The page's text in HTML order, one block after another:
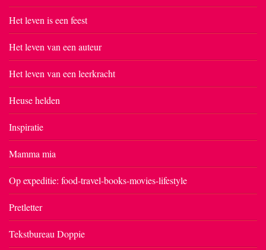
Het leven is een feest
Het leven van een auteur
Het leven van een leerkracht
Heuse helden
Inspiratie
Mamma mia
Op expeditie: food-travel-books-movies-lifestyle
Pretletter
Tekstbureau Doppie